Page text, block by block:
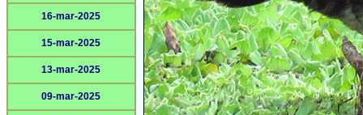
16-mar-2025
15-mar-2025
13-mar-2025
09-mar-2025